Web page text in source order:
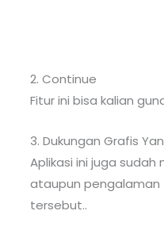
2. Continue
Fitur ini bisa kalian
3. Dukungan Grafis
Aplikasi ini juga
ataupun pengalaman
tersebut..